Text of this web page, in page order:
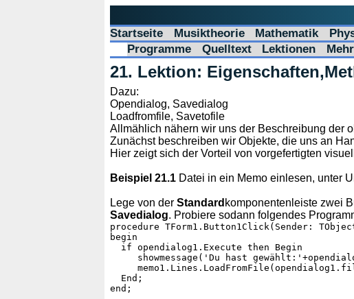
Startseite Musiktheorie Mathematik
Programme
Quelltext Lektionen Mehr
21. Lektion:
Dazu:
Opendialog, Savedialog
Loadfromfile, Savetofile
Allmählich nähern wir uns der Beschreibung der
Zunächst beschreiben wir Objekte, die uns an
Hier zeigt sich der Vorteil von vorgefertigten
Beispiel 21.1 Datei in ein Memo einlesen, unter
Lege von der Standard komponentenleiste zwei
Savedialog. Probiere sodann folgendes
procedure TForm1.Button1Click(Sender:
begin
  if opendialog1.Execute then Begin
showmessage('Du hast
  End;
end;